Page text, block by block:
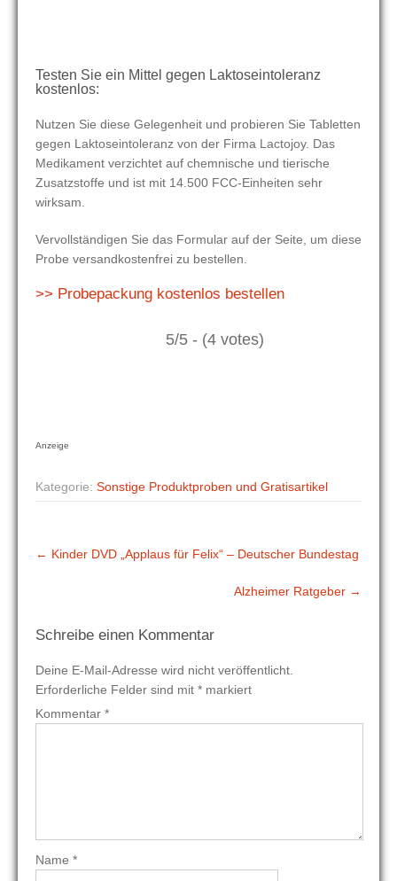
Testen Sie ein Mittel gegen Laktoseintoleranz
kostenlos:
Nutzen Sie diese Gelegenheit und probieren Sie Tabletten
gegen Laktoseintoleranz von der Firma Lactojoy. Das
Medikament verzichtet auf chemnische und tierische
Zusatzstoffe und ist mit 14.500 FCC-Einheiten sehr
wirksam.
Vervollständigen Sie das Formular auf der Seite, um diese
Probe versandkostenfrei zu bestellen.
>> Probepackung kostenlos bestellen
5/5 - (4 votes)
Anzeige
Kategorie: Sonstige Produktproben und Gratisartikel
Post
navigation
← Kinder DVD „Applaus für Felix“ – Deutscher Bundestag
Alzheimer Ratgeber →
Schreibe einen Kommentar
Deine E-Mail-Adresse wird nicht veröffentlicht.
Erforderliche Felder sind mit * markiert
Kommentar *
Name *